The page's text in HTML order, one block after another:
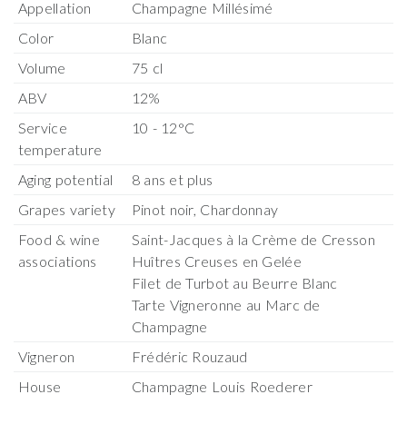
Appellation
Champagne Millésimé
Color
Blanc
Volume
75 cl
ABV
12%
Service
temperature
10 - 12°C
Aging potential
8 ans et plus
Grapes variety
Pinot noir, Chardonnay
Food & wine
associations
Saint-Jacques à la Crème de Cresson
Huîtres Creuses en Gelée
Filet de Turbot au Beurre Blanc
Tarte Vigneronne au Marc de
Champagne
Vigneron
Frédéric Rouzaud
House
Champagne Louis Roederer